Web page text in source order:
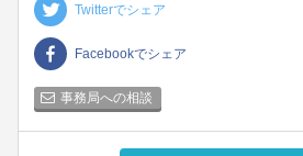
Twitterでシェア
Facebookでシェア
事務局への相談